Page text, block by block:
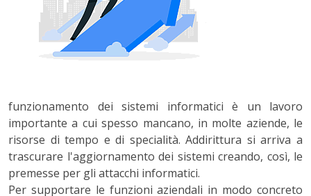
funzionamento dei sistemi informatici è un lavoro
importante a cui spesso mancano, in molte aziende, le
risorse di tempo e di specialità. Addirittura si arriva a
trascurare l'aggiornamento dei sistemi creando, così, le
premesse per gli attacchi informatici.
Per supportare le funzioni aziendali in modo concreto